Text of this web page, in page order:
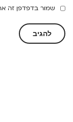
שמור בדפדפן זה